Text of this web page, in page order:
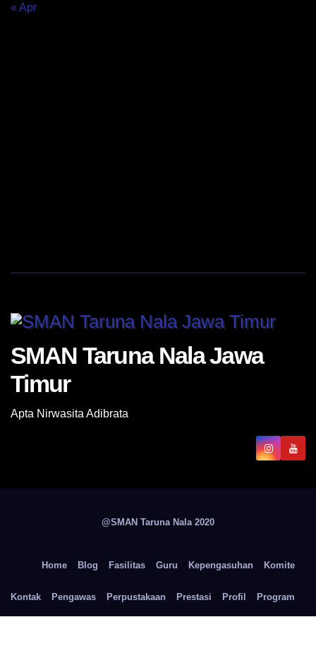
« Apr
SMAN Taruna Nala Jawa
Timur
Apta Nirwasita Adibrata
@SMAN Taruna Nala 2020
Home Blog Fasilitas Guru Kepengasuhan Komite
Kontak Pengawas Perpustakaan Prestasi Profil Program